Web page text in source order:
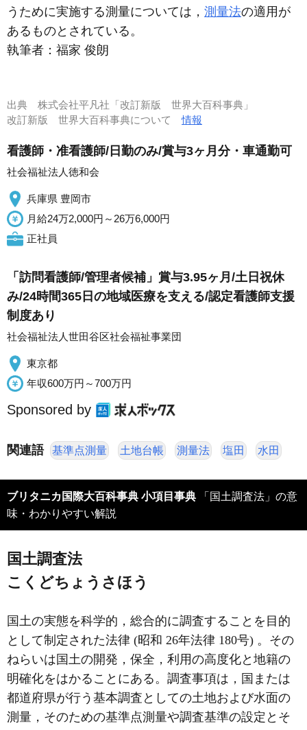
うために実施する測量については， 測量法の適用が
あるものとされている。
執筆者： 福家 俊朗
出典 株式会社平凡社「改訂新版 世界大百科事典」
改訂新版 世界大百科事典について情報
看護師・准看護師/日勤のみ/賞与3ヶ月分・車通勤可
社会福祉法人徳和会
兵庫県 豊岡市
月給24万2,000円～26万6,000円
正社員
「訪問看護師/管理者候補」賞与3.95ヶ月/土日祝休
み/24時間365日の地域医療を支える/認定看護師支援
制度あり
社会福祉法人世田谷区社会福祉事業団
東京都
年収600万円～700万円
Sponsored by
関連語 基準点測量 土地台帳 測量法 塩田 水田
ブリタニカ国際大百科事典 小項目事典 「国土調査法」の意
味・わかりやすい解説
国土調査法
こくどちょうさほう
国土の実態を科学的，総合的に調査することを目的
として制定された法律 (昭和 26年法律 180号) 。その
ねらいは国土の開発，保全，利用の高度化と地籍の
明確化をはかることにある。調査事項は，国または
都道府県が行う基本調査としての土地および水面の
測量，そのための基準点測量や調査基準の設定とそ